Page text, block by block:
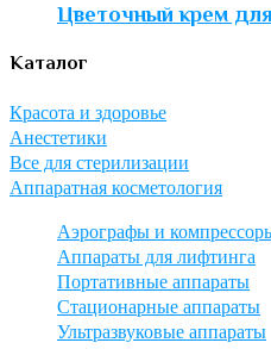
Цветочный крем
Каталог
Красота и здоровье
Анестетики
Все для стерилизации
Аппаратная косметология
Аэрографы и
Аппараты для лифтинга
Портативные аппараты
Стационарные аппараты
Ультразвуковые аппараты